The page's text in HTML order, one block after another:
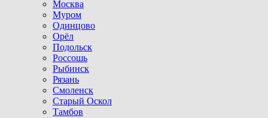
Москва
Муром
Одинцово
Орёл
Подольск
Россошь
Рыбинск
Рязань
Смоленск
Старый Оскол
Тамбов